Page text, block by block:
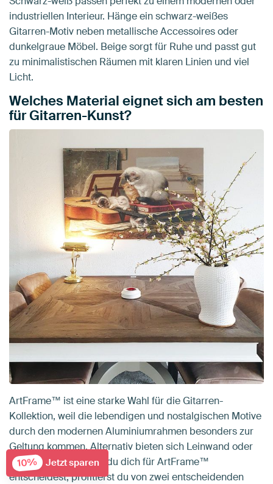
industriellen Interieur. Hänge ein schwarz-weißes
Gitarren-Motiv neben metallische Accessoires oder
dunkelgraue Möbel. Beige sorgt für Ruhe und passt gut
zu minimalistischen Räumen mit klaren Linien und viel
Licht.
Welches Material eignet sich am besten
für Gitarren-Kunst?
ArtFrame™ ist eine starke Wahl für die Gitarren-
Kollektion, weil die lebendigen und nostalgischen Motive
durch den modernen Aluminiumrahmen besonders zur
Geltung kommen. Alternativ bieten sich Leinwand oder
Alu-Dibond an. Wenn du dich für ArtFrame™
entscheidest, profitierst du von zwei entscheidenden
10% Jetzt sparen